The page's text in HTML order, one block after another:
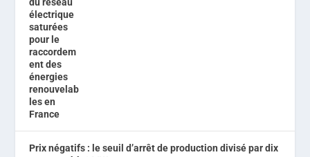
Prix négatifs : le seuil d’arrêt de production divisé par dix